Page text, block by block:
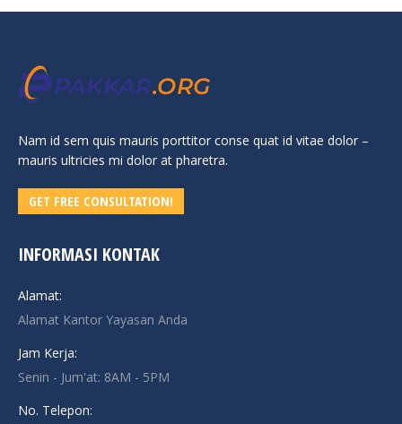
Nam id sem quis mauris porttitor conse quat id vitae dolor –
mauris ultricies mi dolor at pharetra.
GET FREE CONSULTATION!
INFORMASI KONTAK
Alamat:
Alamat Kantor Yayasan Anda
Jam Kerja:
Senin - Jum'at: 8AM - 5PM
No. Telepon: